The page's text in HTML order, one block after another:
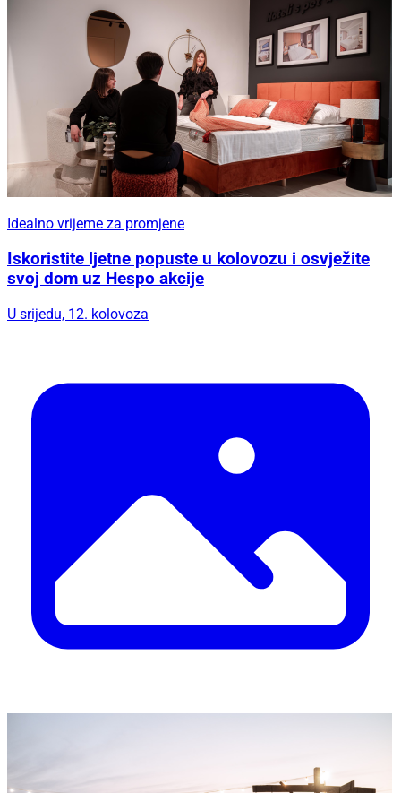
Idealno vrijeme za promjene
Iskoristite ljetne popuste u kolovozu i osvježite
svoj dom uz Hespo akcije
U srijedu, 12. kolovoza